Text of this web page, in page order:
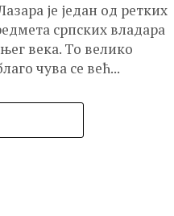
је један од ретких
српских владара
века. То велико
чува се већ...